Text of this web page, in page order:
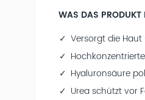
WAS DAS PRODUKT
Versorgt die
Hyaluronsäure
Urea schützt vor